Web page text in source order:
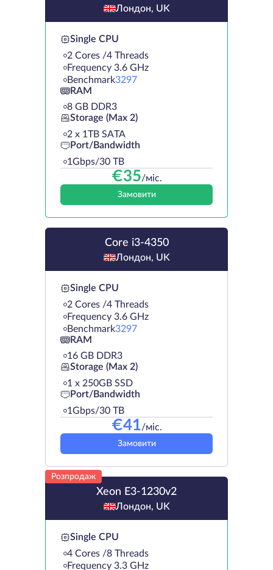
Лондон, UK
Single CPU
2 Cores /4 Threads
Frequency 3.6 GHz
Benchmark3297
RAM
8 GB DDR3
Storage (Max 2)
2 х 1TB SATA
Port/Bandwidth
1Gbps/30 TB
€35/міс.
Замовити
Core i3-4350
Лондон, UK
Single CPU
2 Cores /4 Threads
Frequency 3.6 GHz
Benchmark3297
RAM
16 GB DDR3
Storage (Max 2)
1 х 250GB SSD
Port/Bandwidth
1Gbps/30 TB
€41/міс.
Замовити
Розпродаж
Xeon E3-1230v2
Лондон, UK
Single CPU
4 Cores /8 Threads
Frequency 3.3 GHz